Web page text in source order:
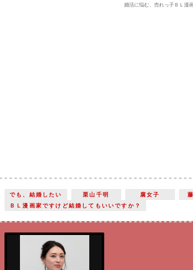
婚活に悩む、売れっ子ＢＬ漫
でも、結婚したい 栗山千明 腐女子
ＢＬ漫画家ですけど結婚してもいいですか？